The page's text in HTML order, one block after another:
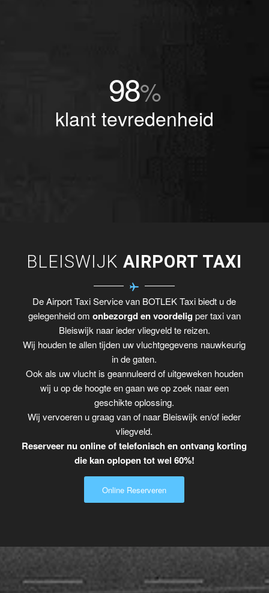
98%
klant tevredenheid
BLEISWIJKAIRPORT TAXI
De Airport Taxi Service van BOTLEK Taxi biedt u de
gelegenheid om onbezorgd en voordelig per taxi van
Bleiswijk naar ieder vliegveld te reizen.
Wij houden te allen tijden uw vluchtgegevens nauwkeurig
in de gaten.
Ook als uw vlucht is geannuleerd of uitgeweken houden
wij u op de hoogte en gaan we op zoek naar een
geschikte oplossing.
Wij vervoeren u graag van of naar Bleiswijk en/of ieder
vliegveld.
Reserveer nu online of telefonisch en ontvang korting
die kan oplopen tot wel 60%!
Online Reserveren